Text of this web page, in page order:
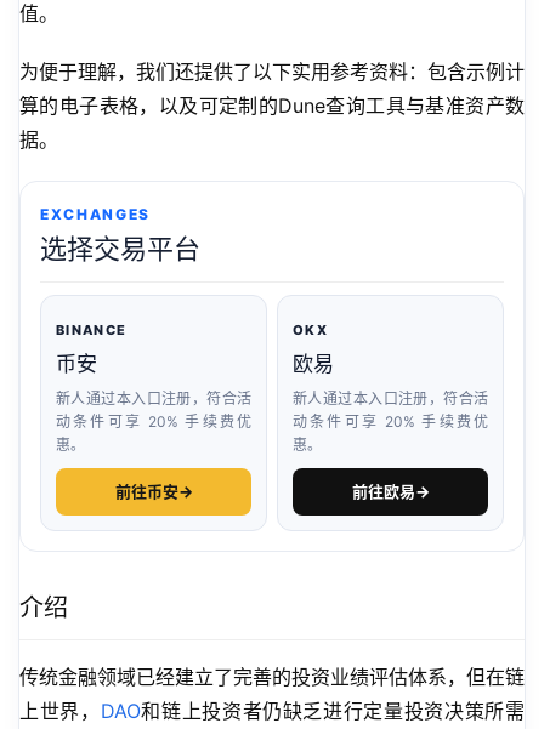
值。
为便于理解，我们还提供了以下实用参考资料：包含示例计
算的电子表格，以及可定制的Dune查询工具与基准资产数
据。
EXCHANGES
选择交易平台
BINANCE
币安
新人通过本入口注册，符合活
动条件可享 20% 手续费优
惠。
前往币安→
OKX
欧易
新人通过本入口注册，符合活
动条件可享 20% 手续费优
惠。
前往欧易→
介绍
传统金融领域已经建立了完善的投资业绩评估体系，但在链
上世界， DAO和链上投资者仍缺乏进行定量投资决策所需